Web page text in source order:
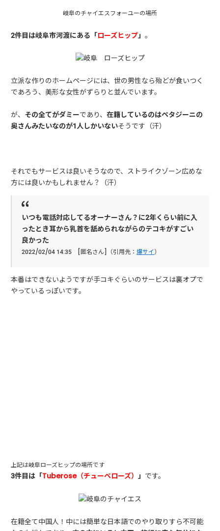
岐阜のチャイエスフォーユーの場所
2件目は岐阜市河渡にある「ローズヒップ」。
立派な作りのホームページには、世の男性なら殆どが食いつく
であろう、美形な女性がずらりと並んでいます。
が、 その全てがダミーであり、在籍しているのはペタジーニの
奥さんみたいなのが1人しかいないそうです（汗）
それでもサービスは良いそうなので、ストライクゾーン広めな
方には良いかもしれません？（汗）
いつも電話対応してるオーナーさん？に2年くらい前に入
ったとき耳から乳首を舐められながらのテコキがすごい
良かった
2022/02/04 14:35 [匿名さん]（引用先：爆サイ）
本番はできないようですが手コキぐらいのサービスは裏オプで
やっているっぽいです。
上記は岐阜ローズヒップの場所です
3件目は「Tuberose（チューベローズ）」 です。
在籍全て中国人！中には簡単な日本語でのやり取りすら不可能